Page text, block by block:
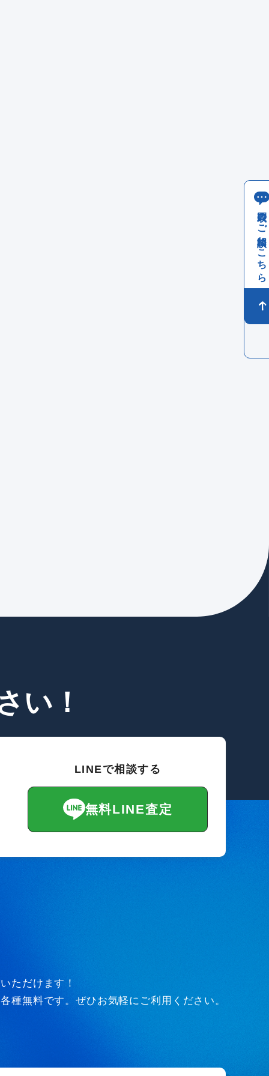
い！
LINEで相談する
無料LINE査定
ただけます！
種無料です。ぜひお気軽にご利用ください。
買取のご相談はこちら